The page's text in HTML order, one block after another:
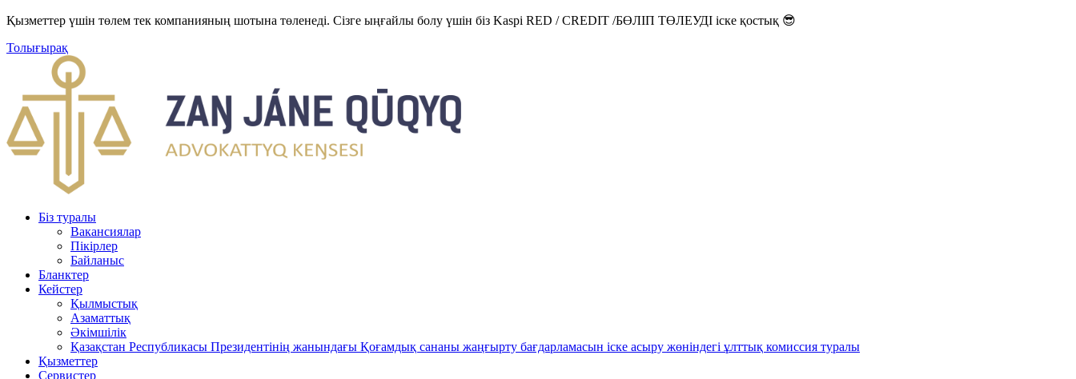
Қызметтер үшін төлем тек компанияның шотына төленеді. Сізге ыңғайлы болу үшін біз Kaspi RED / CREDIT /БӨЛІП ТӨЛЕУДІ іске қостық 😎
Толығырақ
Біз туралы
Вакансиялар
Пікірлер
Байланыс
Бланктер
Кейстер
Қылмыстық
Азаматтық
Әкімшілік
Қазақстан Республикасы Президентінің жанындағы Қоғамдық сананы жаңғырту бағдарламасын іске асыру жөніндегі ұлттық комиссия туралы
Қызметтер
Сервистер